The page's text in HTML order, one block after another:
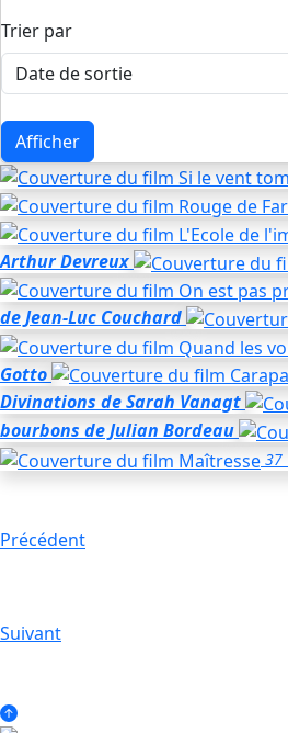
Trier par
Afficher
Arthur Devreux
de Jean-Luc Couchard
Gotto
Divinationsde Sarah Vanagt
bourbons de Julian Bordeau
37
Précédent
Suivant